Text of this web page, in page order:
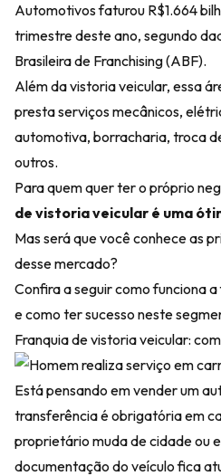
Automotivos faturou R$1.664
trimestre deste ano, segundo
Brasileira de Franchising(ABF).
Além da vistoria veicular, essa
presta serviços mecânicos,
automotiva, borracharia, troca
outros.
Para quem quer ter o próprio
de vistoria veicular é uma
Mas será que você conhece as
desse mercado?
Confira a seguir como funciona
e como ter sucesso neste
Franquia de vistoria veicular:
Está pensando em vender um
transferência é obrigatória em
proprietário muda de cidade ou
documentação do veículo fica